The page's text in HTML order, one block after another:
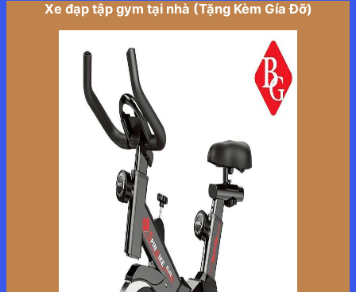
Xe đạp tập gym tại nhà (Tặng Kèm Gía Đỡ)